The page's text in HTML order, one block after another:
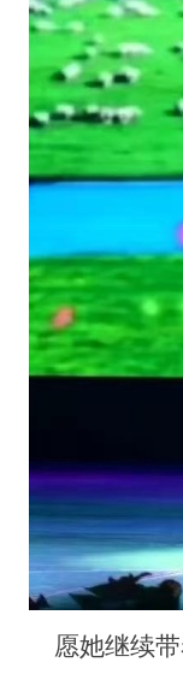
愿她继续